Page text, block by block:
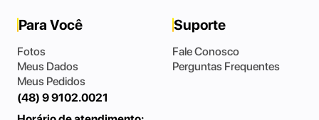
Para Você
Fotos
Meus Dados
Meus Pedidos
Suporte
Fale Conosco
Perguntas Frequentes
(48) 9 9102.0021